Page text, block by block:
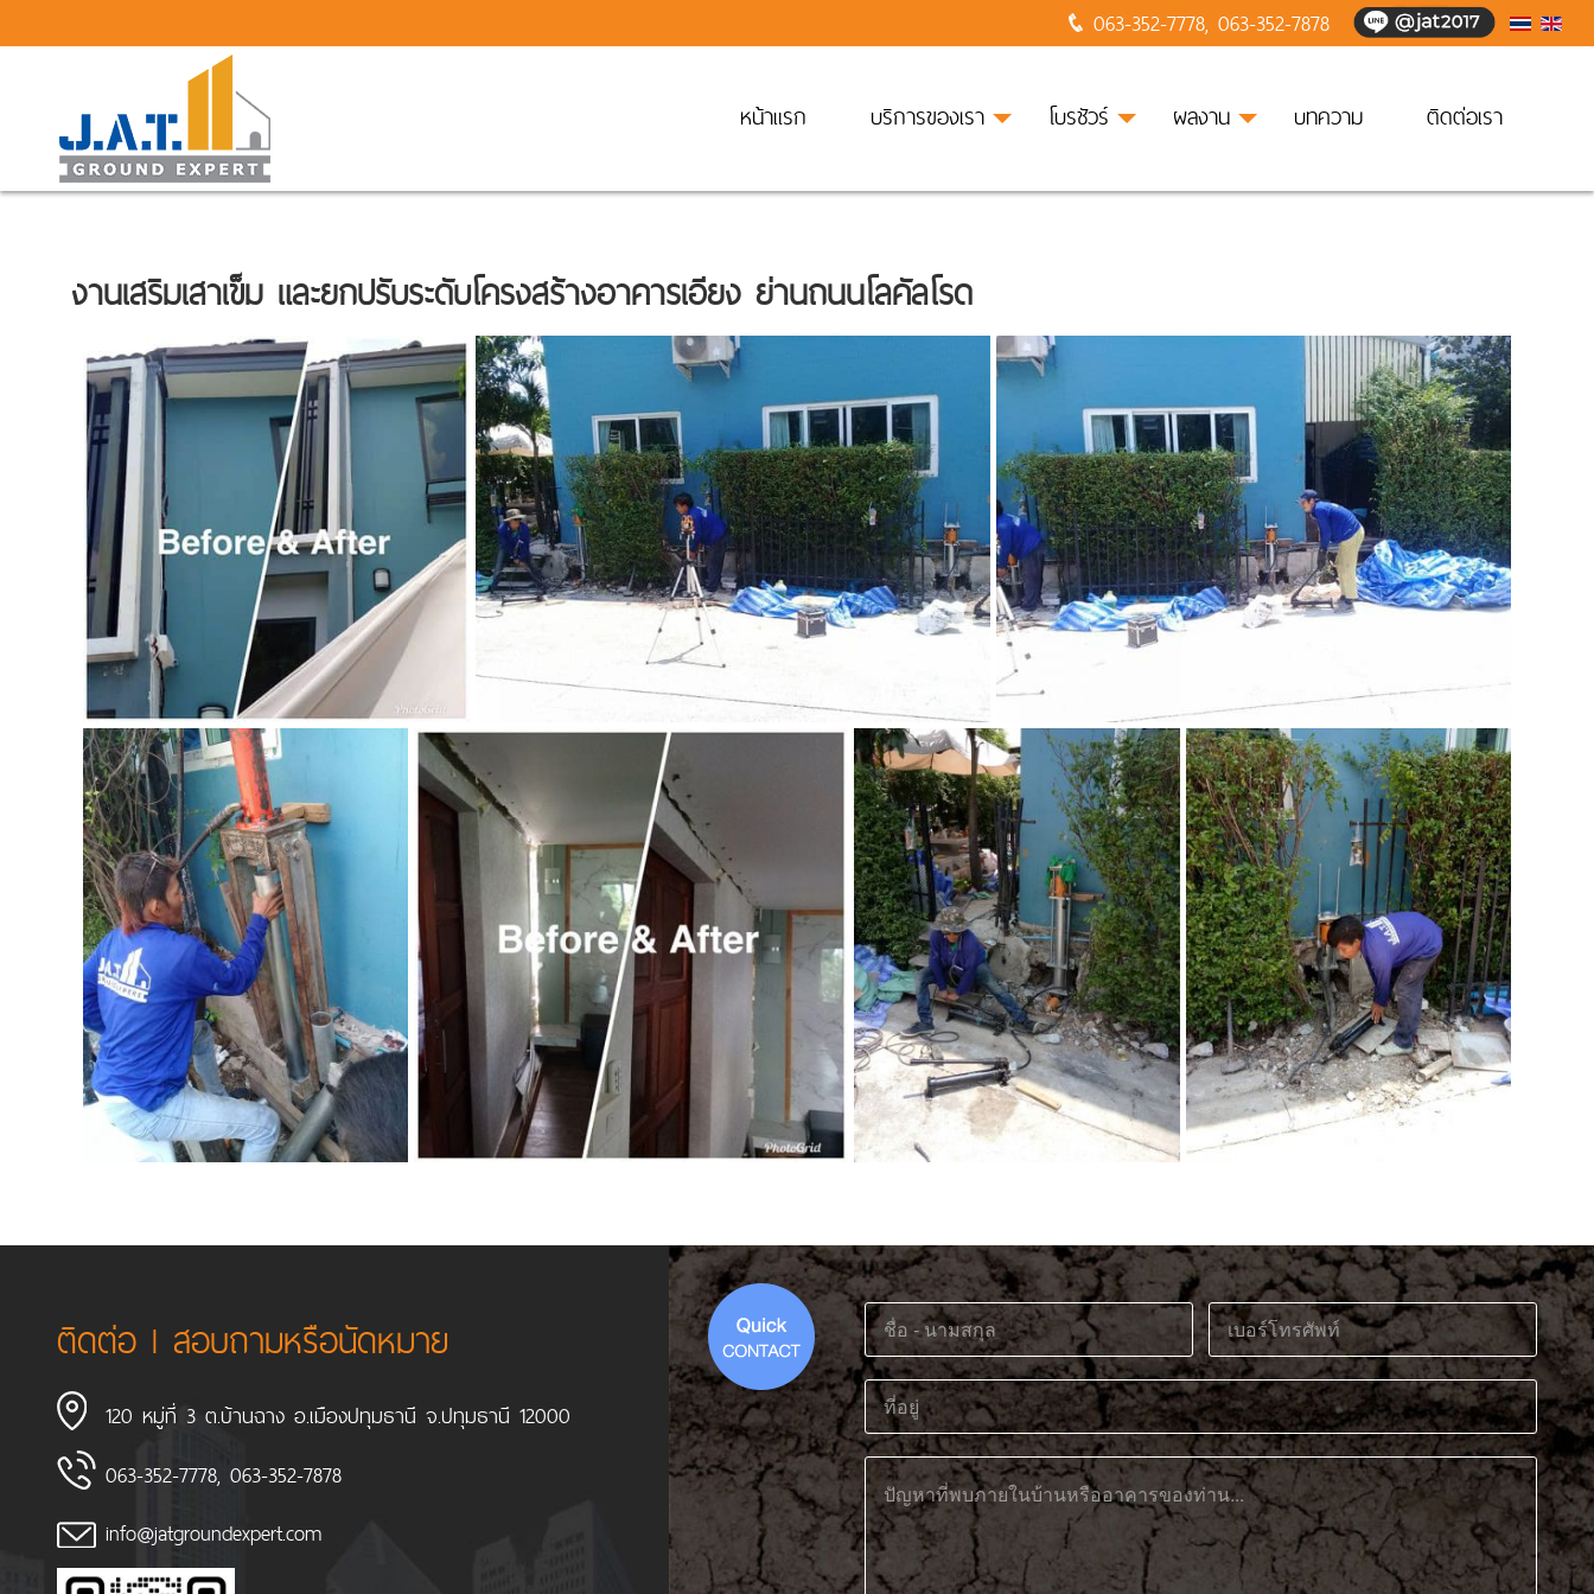
063-352-7778, 063-352-7878
หน้าแรก บริการของเรา โบรชัวร์ ผลงาน บทความ ติดต่อเรา
งานเสริมเสาเข็ม และยกปรับระดับโครงสร้างอาคารเอียง ย่านถนนโลคัลโรด
ติดต่อ l สอบถามหรือนัดหมาย
120 หมู่ที่ 3 ต.บ้านฉาง อ.เมืองปทุมธานี จ.ปทุมธานี 12000
063-352-7778, 063-352-7878
info@jatgroundexpert.com